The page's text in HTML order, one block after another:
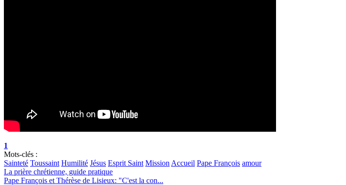
1
Mots-clés :
Sainteté Toussaint Humilité Jésus Esprit Saint Mission Accueil Pape François amour
La prière chrétienne, guide pratique
Pape François et Thérèse de Lisieux: "C'est la con...